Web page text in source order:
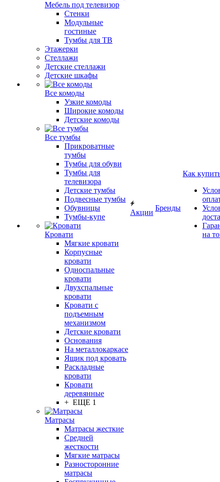
Мебель под телевизор
Стенки
Модульные
гостиные
Тумбы для ТВ
Этажерки
Стеллажи
Детские стеллажи
Детские шкафы
Все комоды
Узкие комоды
Широкие комоды
Детские комоды
Все тумбы
Прикроватные
тумбы
Тумбы для обуви
Тумбы для
телевизора
Детские тумбы
Подвесные тумбы
Обувницы
Тумбы-купе
Кровати
Мягкие кровати
Корпусные
кровати
Односпальные
кровати
Двухспальные
кровати
Кровати с
подъемным
механизмом
Детские кровати
Основания
На металлокаркасе
Ящик под кровать
Раскладные
кровати
Кровати
деревянные
+ ЕЩЕ 1
Матрасы
Матрасы жесткие
Средней
жесткости
Мягкие матрасы
Разносторонние
матрасы
Акции
Бренды
Как
на